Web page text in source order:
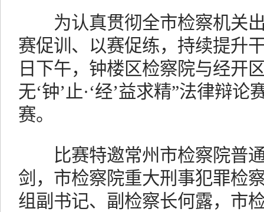
为认真贯彻全市检察机关出
赛促训、以赛促练，持续提升
日下午，钟楼区检察院与经开
无‘钟’止·‘经’益求精”法律辩
赛。
比赛特邀常州市检察院普通
剑，市检察院重大刑事犯罪检
组副书记、副检察长何露，市